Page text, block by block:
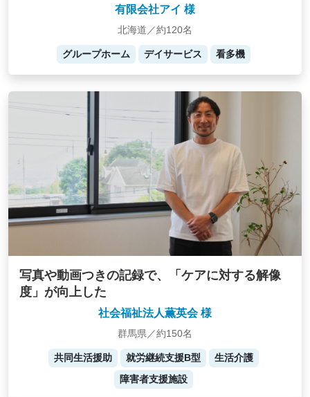
有限会社アイ 様
北海道／約120名
グループホーム デイサービス 看多機
写真や動画つきの記録で、「ケアに対する解像
度」が向上した
社会福祉法人薫英会 様
群馬県／約150名
共同生活援助 就労継続支援B型
生活介護
障害者支援施設